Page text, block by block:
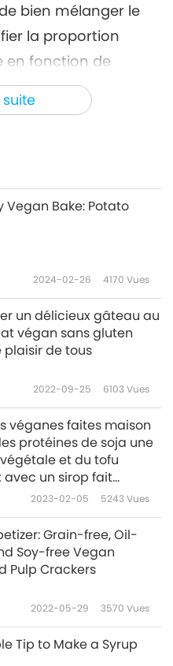
bien mélanger le
la proportion
en fonction de
pouvez
végétal dans
du pain.
?
Vegan Bake: Potato
2024-02-26 4170 Vues
un délicieux gâteau au
végan sans gluten
plaisir de tous
2022-09-25 6103Vues
véganes faites maison
protéines de soja une
et du tofu
avec un sirop fait
partie 2/2
2023-02-05 5243Vues
Grain-free, Oil-
Soy-free Vegan
Pulp Crackers
2022-05-29 3570 Vues
Tip to Make a Syrup